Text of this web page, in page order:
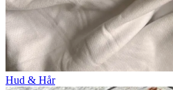
Hud & Hår